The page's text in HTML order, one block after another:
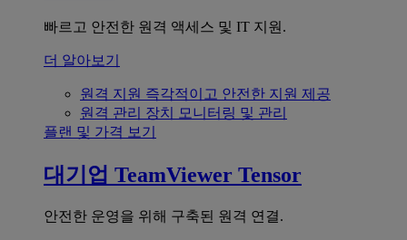
빠르고 안전한 원격 액세스 및 IT 지원.
더 알아보기
원격 지원 즉각적이고 안전한 지원 제공
원격 관리 장치 모니터링 및 관리
플랜 및 가격 보기
대기업 TeamViewer Tensor
안전한 운영을 위해 구축된 원격 연결.